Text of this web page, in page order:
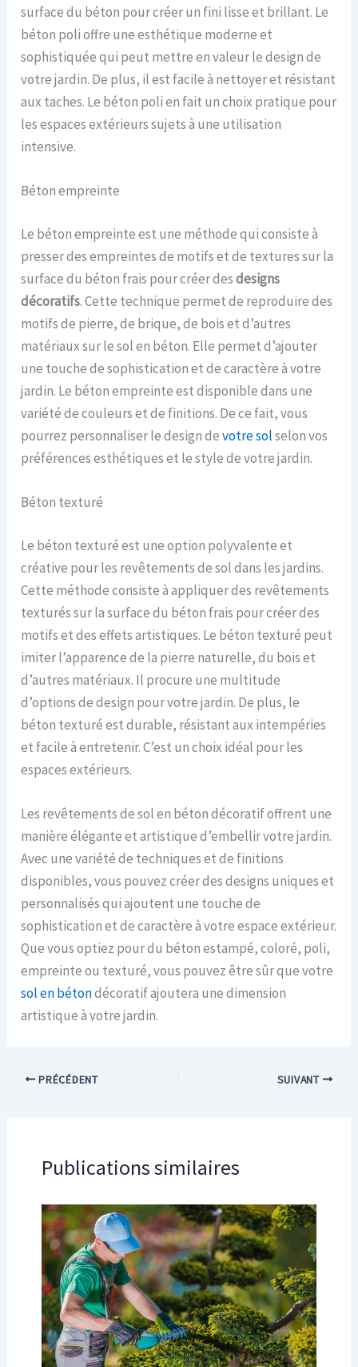
surface du béton pour créer un fini lisse et brillant. Le
béton poli offre une esthétique moderne et
sophistiquée qui peut mettre en valeur le design de
votre jardin. De plus, il est facile à nettoyer et résistant
aux taches. Le béton poli en fait un choix pratique pour
les espaces extérieurs sujets à une utilisation
intensive.
Béton empreinte
Le béton empreinte est une méthode qui consiste à
presser des empreintes de motifs et de textures sur la
surface du béton frais pour créer desdesigns
décoratifs. Cette technique permet de reproduire des
motifs de pierre, de brique, de bois et d’autres
matériaux sur le sol en béton. Elle permet d’ajouter
une touche de sophistication et de caractère à votre
jardin. Le béton empreinte est disponible dans une
variété de couleurs et de finitions. De ce fait, vous
pourrez personnaliser le design devotre solselon vos
préférences esthétiques et le style de votre jardin.
Béton texturé
Le béton texturé est une option polyvalente et
créative pour les revêtements de sol dans les jardins.
Cette méthode consiste à appliquer des revêtements
texturés sur la surface du béton frais pour créer des
motifs et des effets artistiques. Le béton texturé peut
imiter l’apparence de la pierre naturelle, du bois et
d’autres matériaux. Il procure une multitude
d’options de design pour votre jardin. De plus, le
béton texturé est durable, résistant aux intempéries
et facile à entretenir. C’est un choix idéal pour les
espaces extérieurs.
Les revêtements de sol en béton décoratif offrent une
manière élégante et artistique d’embellir votre jardin.
Avec une variété de techniques et de finitions
disponibles, vous pouvez créer des designs uniques et
personnalisés qui ajoutent une touche de
sophistication et de caractère à votre espace extérieur.
Que vous optiez pour du béton estampé, coloré, poli,
empreinte ou texturé, vous pouvez être sûr que votre
sol en bétondécoratif ajoutera une dimension
artistique à votre jardin.
PRÉCÉDENT SUIVANT
Publications similaires